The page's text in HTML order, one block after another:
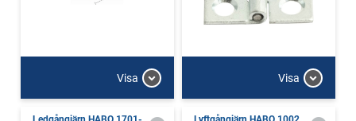
Visa Visa